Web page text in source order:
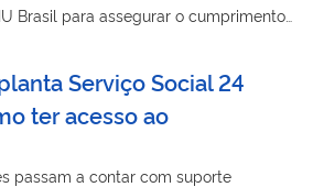
Brasil para assegurar o cumprimento
Serviço Social 24
ter acesso ao
passam a contar com suporte